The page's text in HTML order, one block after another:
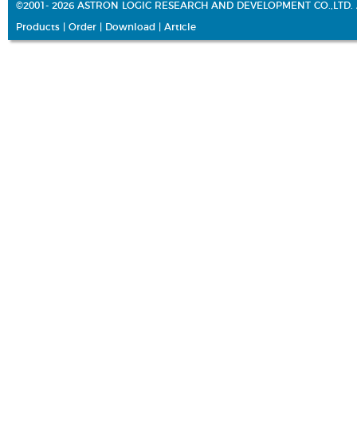
©2001- 2026 ASTRON LOGIC RESEARCH AND DEVELOPMENT CO.,LTD.
Products Order Download Article